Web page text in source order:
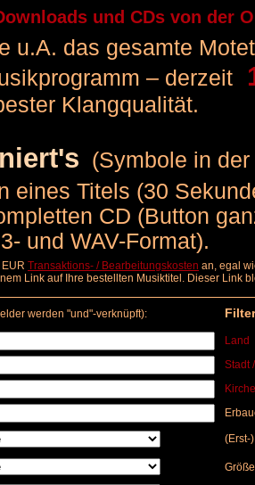
und CDs von der
u.A. das gesamte
– derzeit
Klangqualität.
(Symbole in
eines Titels (30
CD (Button
und WAV-Format).
Transaktions- / Bearbeitungskosten an, egal
Link auf Ihre bestellten Musiktitel. Dieser
werden "und"-verknüpft):
Land
Stadt
(Erst-